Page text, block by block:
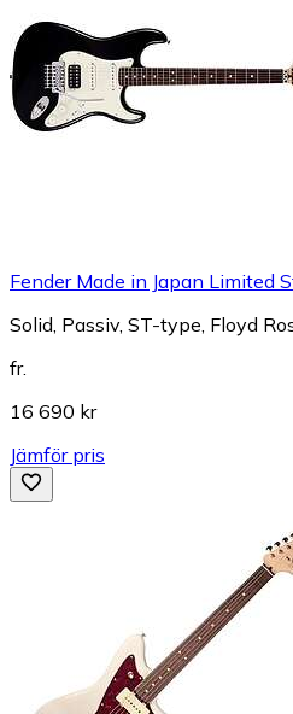
Fender Made in Japan Limited
Solid, Passiv, ST-type, Floyd
fr.
16 690 kr
Jämför pris